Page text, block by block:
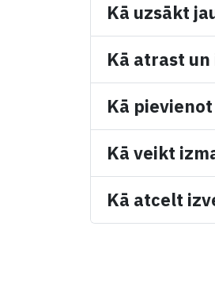
Kā uzsākt
Kā atrast
Kā
Kā veikt
Kā atcelt